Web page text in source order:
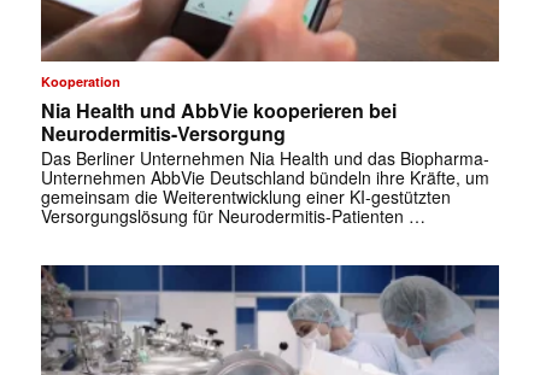
Kooperation
Nia Health und AbbVie kooperieren bei
Neurodermitis-Versorgung
Das Berliner Unternehmen Nia Health und das Biopharma-
Unternehmen AbbVie Deutschland bündeln ihre Kräfte, um
gemeinsam die Weiterentwicklung einer KI-gestützten
Versorgungslösung für Neurodermitis-Patienten …